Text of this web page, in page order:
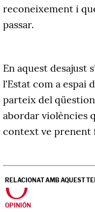
reconeixement i
passar.
En aquest desajust
l'Estat com a espai
parteix del
abordar violències
context ve prenent
RELACIONAT AMB AQUEST
OPINIÓN